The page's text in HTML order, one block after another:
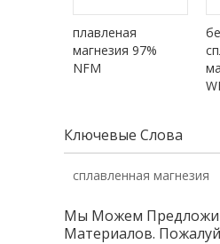
плавленая
магнезия 97%
NFM
Ключевые Слова
сплавленная магнезия
Мы Можем
Материалов.